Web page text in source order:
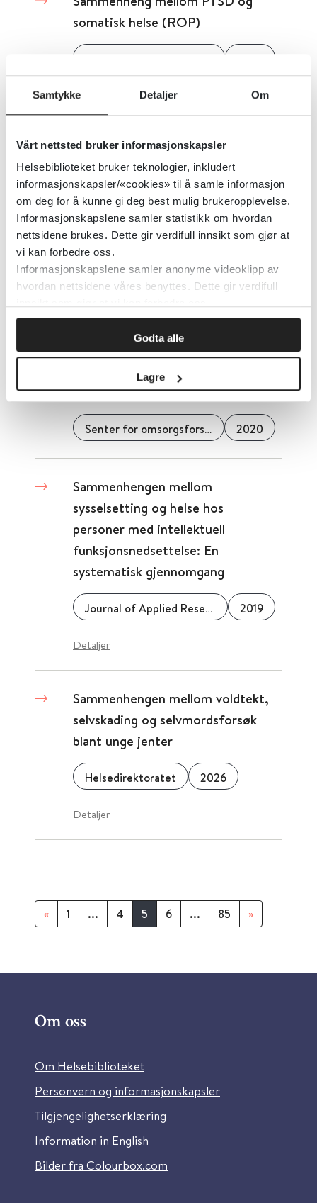
Samtykke Detaljer Om
Vårt nettsted bruker informasjonskapsler
Helsebiblioteket bruker teknologier, inkludert
informasjonskapsler/«cookies» til å samle informasjon
om deg for å kunne gi deg best mulig brukeropplevelse.
Informasjonskapslene samler statistikk om hvordan
nettsidene brukes. Dette gir verdifull innsikt som gjør at
vi kan forbedre oss.
Informasjonskapslene samler anonyme videoklipp av
hvordan nettsidene våres benyttes. Dette gir verdifull
Godta alle
Lagre
somatisk helse (ROP)
Sammenheng mellom
yrkesrettede intervensjoner og
arbeidsrelaterte faktorer for
sykdom og arbeidsdeltakelse hos
personer med revmatiske eller
muskel-og skjelett sykdommer: En
systematisk oversikt
Seminars in Arthritis and Rheumatism 2022
Detaljer
Sammenheng og overganger i
tjenestene
Senter for omsorgsforskning 2020
Sammenhengen mellom
sysselsetting og helse hos
personer med intellektuell
funksjonsnedsettelse: En
systematisk gjennomgang
Journal of Applied Research in Intellectual Disabilities 2019
Detaljer
Sammenhengen mellom voldtekt,
selvskading og selvmordsforsøk
blant unge jenter
Helsedirektoratet 2026
Detaljer
« 1 ... 4 5 6 ... 85 »
Om oss
Om Helsebiblioteket
Personvern og informasjonskapsler
Tilgjengelighetserklæring
Information in English
Bilder fra Colourbox.com